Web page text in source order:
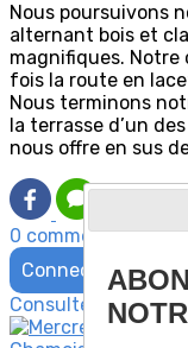
Nous poursuivons
alternant bois et
magnifiques.
fois la route en
Nous terminons
la terrasse d’un
nous offre en sus
0 commentaire(s)
Connectez-vous
Consultez